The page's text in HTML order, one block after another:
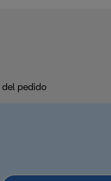
del pedido